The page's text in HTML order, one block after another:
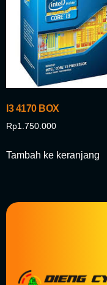
I3 4170 BOX
Rp1.750.000
Tambah ke keranjang